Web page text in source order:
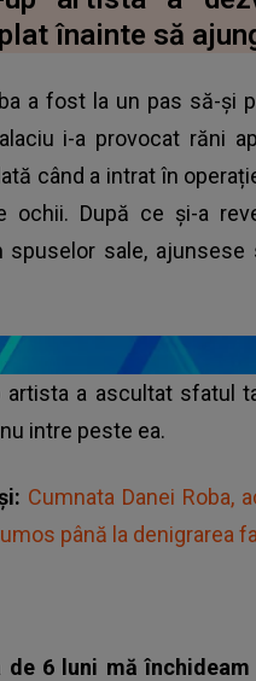
înainte să
a fost la un pas să-și
i-a provocat răni
când a intrat în
ochii. După ce și-a
spuselor sale,
artista a ascultat sfatul
intre peste ea.
Cumnata Danei Roba,
până la denigrarea
de 6 luni mă